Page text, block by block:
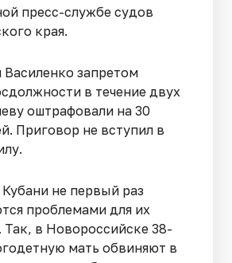
пресс-службе судов
края.
Василенко запретом
в течение двух
оштрафовали на 30
Приговор не вступил в
не первый раз
проблемами для их
Так, в Новороссийске 38-
мать обвиняют в